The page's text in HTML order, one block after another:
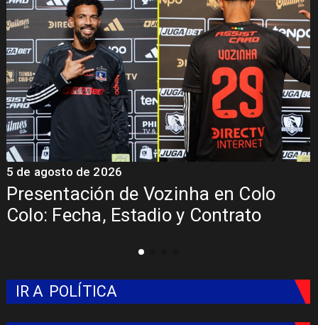
La Roja enfrentará a los anfitriones
del Mundial 2026
5 de agosto de 2026
IR A POLÍTICA